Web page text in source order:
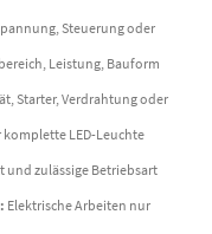
Steuerung oder
Leistung, Bauform
Starter, Verdrahtung oder
LED-Leuchte
und zulässige Betriebsart
Elektrische Arbeiten nur